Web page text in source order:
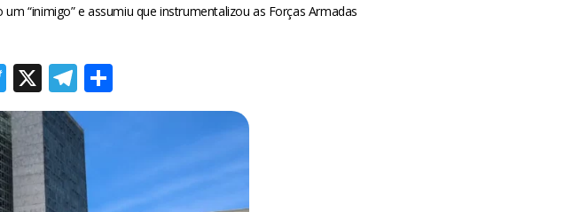
“inimigo” e assumiu que instrumentalizou as Forças Armadas
Twitter
X Telegram